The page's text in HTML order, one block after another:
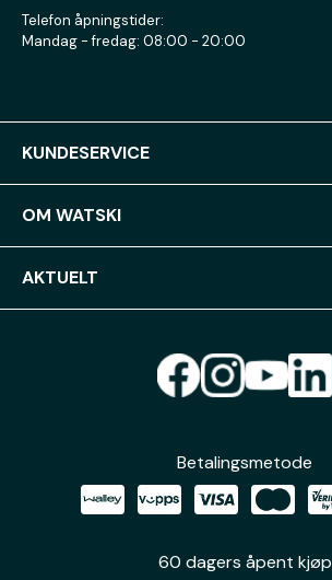
Telefon åpningstider:
Mandag - fredag: 08:00 - 20:00
KUNDESERVICE
OM WATSKI
AKTUELT
Betalingsmetode
60 dagers åpent kjøp